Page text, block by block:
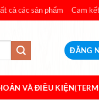
cả các sản phẩm Cam
ĐĂNG
VÀ ĐIỀU